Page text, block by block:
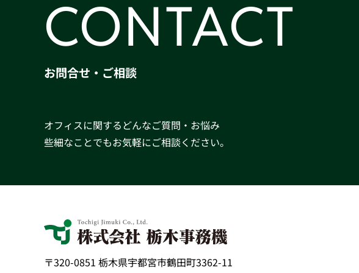
CONTACT
お問合せ・ご相談
オフィスに関するどんなご質問・お悩み
些細なことでもお気軽にご相談ください。
〒320-0851 栃木県宇都宮市鶴田町3362-11